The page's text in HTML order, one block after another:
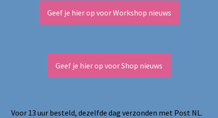
Geef je hier op voor Workshop nieuws
Geef je hier op voor Shop nieuws
Voor 13 uur besteld, dezelfde dag verzonden met Post NL.